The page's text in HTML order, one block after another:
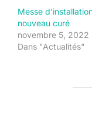
Messe
nouveau curé
novembre 5, 2022
Dans "Actualités"